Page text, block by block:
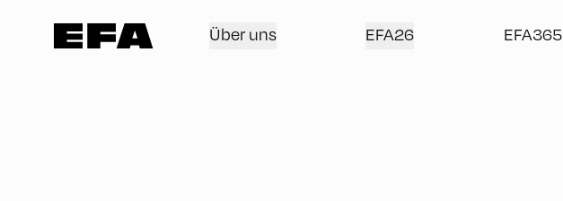
Über uns EFA26 EFA365